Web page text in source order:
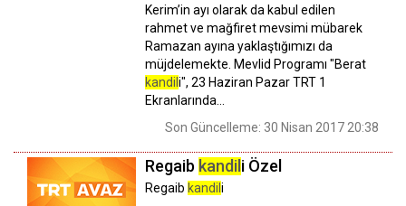
Kerim’in ayı olarak da kabul edilen
rahmet ve mağfiret mevsimi mübarek
Ramazan ayına yaklaştığımızı da
müjdelemekte. Mevlid Programı "Berat
kandil i", 23 Haziran Pazar TRT 1
Ekranlarında…
Son Güncelleme: 30 Nisan 2017 20:38
Regaib kandili Özel
Regaib kandili